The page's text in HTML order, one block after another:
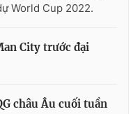
World Cup 2022.
City trước đại
châu Âu cuối tuần